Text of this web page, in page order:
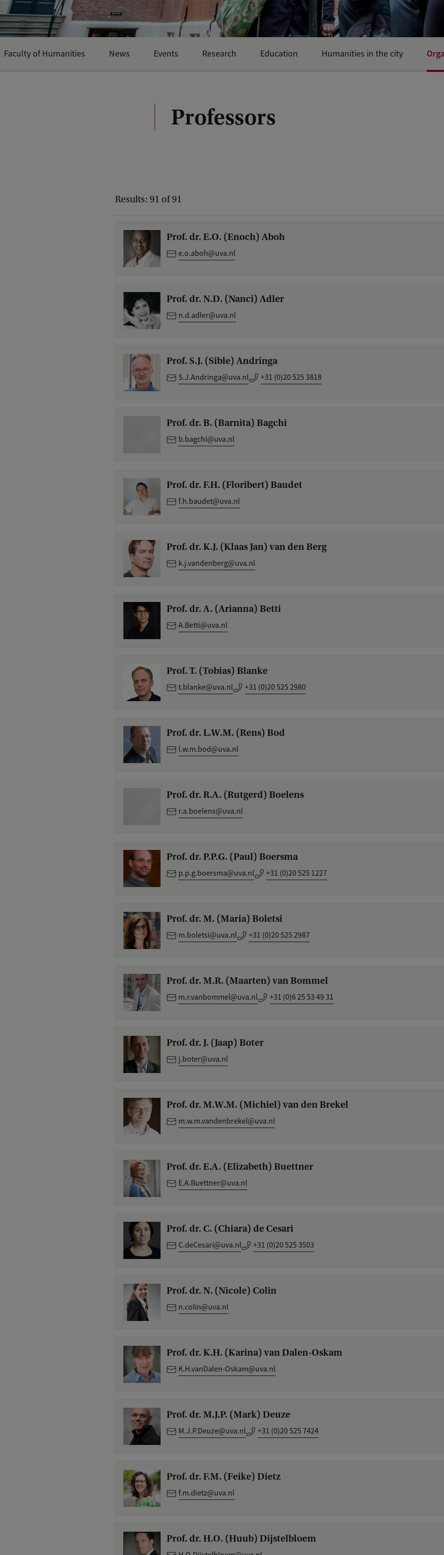
Professors
Faculty of Humanities News Events Research Education Humanities in the city
Results: 91 of 91
Prof. dr. E.O. (Enoch) Aboh
e.o.aboh@uva.nl
Prof. dr. N.D. (Nanci) Adler
n.d.adler@uva.nl
Prof. S.J. (Sible) Andringa
S.J.Andringa@uva.nl +31 (0)20 525 3818
Prof. dr. B. (Barnita) Bagchi
b.bagchi@uva.nl
Prof. dr. F.H. (Floribert) Baudet
f.h.baudet@uva.nl
Prof. dr. K.J. (Klaas Jan) van den Berg
k.j.vandenberg@uva.nl
Prof. dr. A. (Arianna) Betti
A.Betti@uva.nl
Prof. T. (Tobias) Blanke
t.blanke@uva.nl +31 (0)20 525 2980
Prof. dr. L.W.M. (Rens) Bod
l.w.m.bod@uva.nl
Prof. dr. R.A. (Rutgerd) Boelens
r.a.boelens@uva.nl
Prof. dr. P.P.G. (Paul) Boersma
p.p.g.boersma@uva.nl +31 (0)20 525 1227
Prof. dr. M. (Maria) Boletsi
m.boletsi@uva.nl +31 (0)20 525 2987
Prof. dr. M.R. (Maarten) van Bommel
m.r.vanbommel@uva.nl +31 (0)6 25 53 49 31
Prof. dr. J. (Jaap) Boter
j.boter@uva.nl
Prof. dr. M.W.M. (Michiel) van den Brekel
m.w.m.vandenbrekel@uva.nl
Prof. dr. E.A. (Elizabeth) Buettner
E.A.Buettner@uva.nl
Prof. dr. C. (Chiara) de Cesari
C.deCesari@uva.nl +31 (0)20 525 3503
Prof. dr. N. (Nicole) Colin
n.colin@uva.nl
Prof. dr. K.H. (Karina) van Dalen-Oskam
K.H.vanDalen-Oskam@uva.nl
Prof. dr. M.J.P. (Mark) Deuze
M.J.P.Deuze@uva.nl +31 (0)20 525 7424
Prof. dr. F.M. (Feike) Dietz
f.m.dietz@uva.nl
Prof. dr. H.O. (Huub) Dijstelbloem